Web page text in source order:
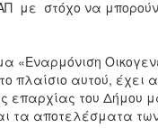
με στόχο να
«Εναρμόνιση
πλαίσιο αυτού, έχει
επαρχίας του Δήμου
τα αποτελέσματα